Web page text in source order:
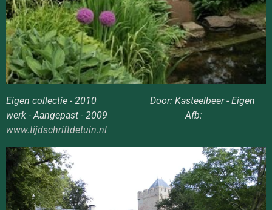
Eigen collectie - 2010 Door: Kasteelbeer - Eigen
werk - Aangepast - 2009 Afb:
www.tijdschriftdetuin.nl